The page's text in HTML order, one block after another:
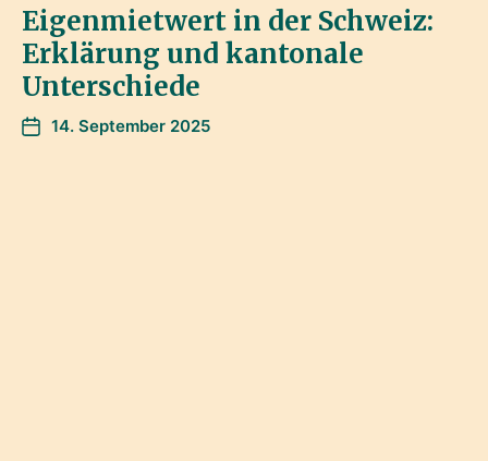
Eigenmietwert in der Schweiz:
Erklärung und kantonale
Unterschiede
14. September 2025